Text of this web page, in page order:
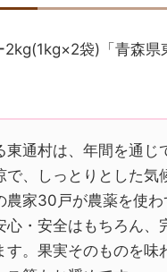
袋)「青森県
東通村は、年間を通
で、しっとりとした
農家30戸が農薬を使
心・安全はもちろん
す。果実そのものを